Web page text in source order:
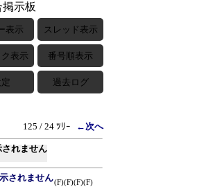
掲示板
表示 スレッド表示
ク表示 番号順表示
過去ログ
125 / 24 ﾂﾘｰ
←次へ
されません
されません(F)(F)(F)(F)